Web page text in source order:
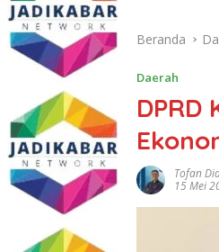
Beranda
Daerah
Tofan
15 Mei